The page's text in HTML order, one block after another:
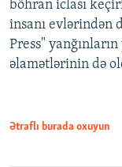
böhran iclası
insanı evlərindən
Press"
əlamətlərinin də
Ətraflı burada oxuyun